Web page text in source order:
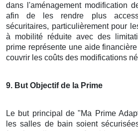
dans l'aménagement modification
afin de les rendre plus
sécuritaires, particulièrement pour
à mobilité réduite avec des
prime représente une aide
couvrir les coûts des modifications
9. But Objectif de la Prime
Le but principal de "Ma Prime
les salles de bain soient